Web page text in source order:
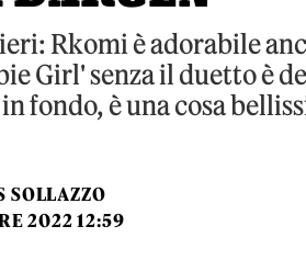
Rkomi è adorabile
Girl' senza il duetto è
fondo, è una cosa
SOLLAZZO
2022 12:59